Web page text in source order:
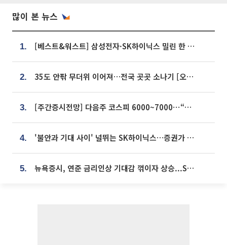
많이 본 뉴스
1. [베스트&워스트] 삼성전자·SK하이닉스 밀린 한 주…상상인증권은 85% 급등
2. 35도 안팎 무더위 이어져…전국 곳곳 소나기 [오늘 날씨]
3. [주간증시전망] 다음주 코스피 6000~7000⋯“外人 수급은 정책이 변수”
4. '불안과 기대 사이' 널뛰는 SK하이닉스…증권가 "HBM4·LTA 기반 펀터멘털 견고"
5. 뉴욕증시, 연준 금리인상 기대감 꺾이자 상승...S&P500 사상 최고치 [종합]